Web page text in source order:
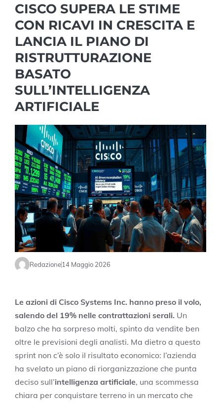
CISCO SUPERA LE STIME
CON RICAVI IN CRESCITA E
LANCIA IL PIANO DI
RISTRUTTURAZIONE
BASATO
SULL’INTELLIGENZA
ARTIFICIALE
Redazione14 Maggio 2026
Le azioni di Cisco Systems Inc. hanno preso il volo,
salendo del 19% nelle contrattazioni serali. Un
balzo che ha sorpreso molti, spinto da vendite ben
oltre le previsioni degli analisti. Ma dietro a questo
sprint non c’è solo il risultato economico: l’azienda
ha svelato un piano di riorganizzazione che punta
deciso sull’intelligenza artificiale, una scommessa
chiara per conquistare terreno in un mercato che